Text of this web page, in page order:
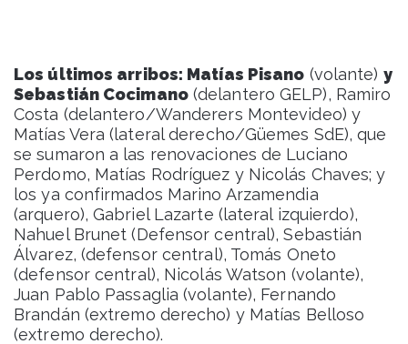
Los últimos arribos: Matías Pisano (volante) y
Sebastián Cocimano(delantero GELP), Ramiro
Costa (delantero/Wanderers Montevideo) y
Matías Vera (lateral derecho/Güemes SdE), que
se sumaron a las renovaciones de Luciano
Perdomo, Matías Rodríguez y Nicolás Chaves; y
los ya confirmados Marino Arzamendia
(arquero), Gabriel Lazarte (lateral izquierdo),
Nahuel Brunet (Defensor central), Sebastián
Álvarez, (defensor central), Tomás Oneto
(defensor central), Nicolás Watson (volante),
Juan Pablo Passaglia (volante), Fernando
Brandán (extremo derecho) y Matías Belloso
(extremo derecho).